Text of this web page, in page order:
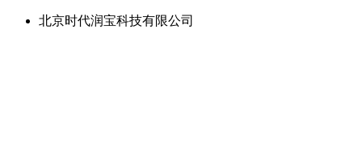
北京时代润宝科技有限公司